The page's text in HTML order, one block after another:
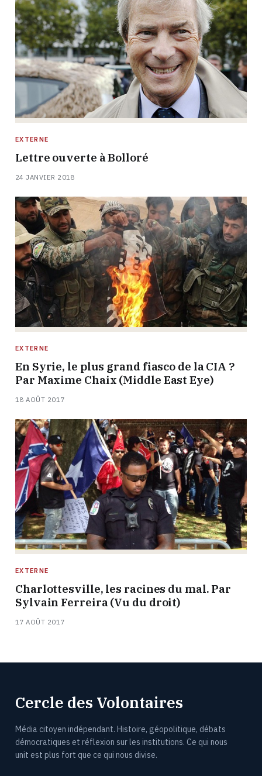
EXTERNE
Lettre ouverte à Bolloré
24 JANVIER 2018
EXTERNE
En Syrie, le plus grand fiasco de la CIA ?
Par Maxime Chaix (Middle East Eye)
18 AOÛT 2017
EXTERNE
Charlottesville, les racines du mal. Par
Sylvain Ferreira (Vu du droit)
17 AOÛT 2017
Cercle des Volontaires
Média citoyen indépendant. Histoire, géopolitique, débats
démocratiques et réflexion sur les institutions. Ce qui nous
unit est plus fort que ce qui nous divise.